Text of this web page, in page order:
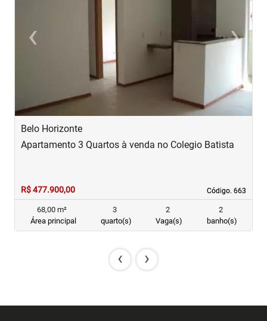
‹Previous ›Next
Belo Horizonte
Código. 663
Código. 663
Apartamento 3 Quartos à venda no Colegio Batista
R$ 477.900,00
68,00 m²
Área principal
3
quarto(s)
2
Vaga(s)
2
banho(s)
‹ ›